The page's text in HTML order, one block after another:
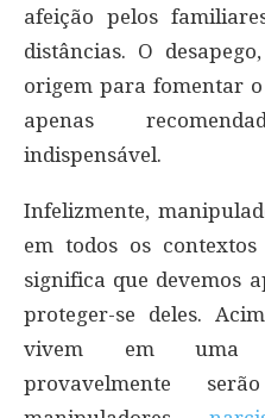
afeição pelos
distâncias. O
origem para fomentar
apenas
indispensável.
Infelizmente,
em todos os
significa que devemos
proteger-se deles.
vivem em uma
provavelmente